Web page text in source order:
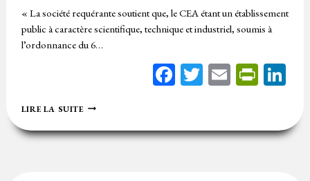
« La société requérante soutient que, le CEA étant un établissement
public à caractère scientifique, technique et industriel, soumis à
l’ordonnance du 6…
Facebook
Twitter
Email
LIRE LA SUITELITIGE
DANS
L’EXÉCUTION